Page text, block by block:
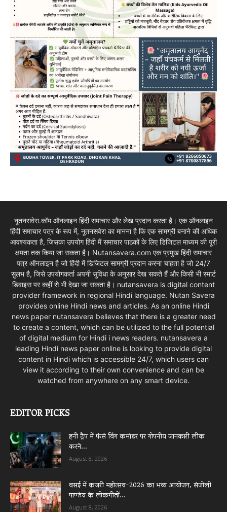
नूतनसवेरा.कॉम ऑनलाइन हिंदी समाचार और लेख प्रदान करता है। एक ऑनलाइन
हिंदी समाचार पत्र के रूप में, नूतनसवेरा का मानना है कि एक सामग्री बनाने की अधिक
आवश्यकता है, जिसका उपयोग हिंदी मैं समाचार पाठकों के लिए डिजिटल माध्यम की पूरी
क्षमता तक किया जा सकता है। Nutansavera.com एक प्रमुख हिंदी समाचार
पत्र ऑनलाइन है जो हिंदी में डिजिटल सामग्री प्रदान करना चाहता है जो 24/7
सुलभ है, जिसे उपयोगकर्ता अपनी सुविधा के अनुसार देख सकते हैं और किसी भी स्मार्ट
डिवाइस पर कहीं से भी देखा जा सकता है। nutansavera is digital content
provider framework in regional Hindi language. Nutan Savera
provides online Hindi news and articles. As an online Hindi
news paper nutansavera believes that there is a greater need
to create a content, which can be utilized to the full potential
of digital medium for Hindi i news readers. nutansavera a
leading Hindi news paper online is looking to provide digital
content in Hindi which is accessible 24/7, which users can
view it according to their own convenience and can be
watched from anywhere on any smart device.
EDITOR PICKS
हनी ट्रैप में फंसे विंग कमांडर पर गोपनीय जानकारी लीक
करने...
August 8, 2026
वसई में कजरी महोत्सव-2026 का भव्य आयोजन, संजोली
पाण्डेय के लोकगीतों...
August 8, 2026